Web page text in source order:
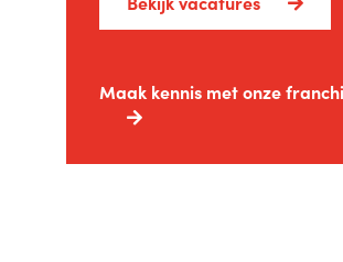
Maak kennis met onze